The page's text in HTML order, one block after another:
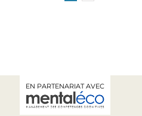
EN PARTENARIAT AVEC